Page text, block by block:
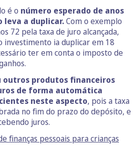
é o número esperado de anos
leva a duplicar.Com o exemplo
72 pela taxa de juro alcançada,
investimento ia duplicar em 18
ter em conta o imposto de
outros produtos financeiros
de forma automática
neste aspecto, pois a taxa
no fim do prazo do depósito, e
juros.
finanças pessoais para crianças